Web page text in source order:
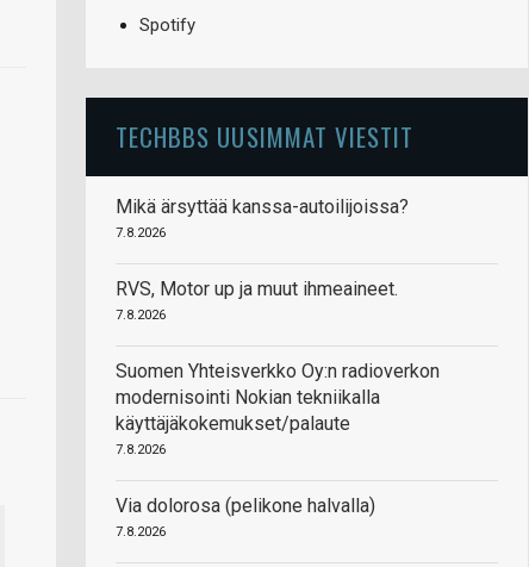
Spotify
TECHBBS UUSIMMAT VIESTIT
Mikä ärsyttää kanssa-autoilijoissa?
7.8.2026
RVS, Motor up ja muut ihmeaineet.
7.8.2026
Suomen Yhteisverkko Oy:n radioverkon
modernisointi Nokian tekniikalla
käyttäjäkokemukset/palaute
7.8.2026
Via dolorosa (pelikone halvalla)
7.8.2026